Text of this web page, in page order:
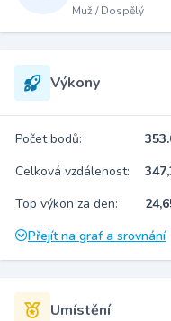
Muž / Dospělý
Výkony
Počet bodů:
Celková vzdálenost:
Top výkon za den:
Přejít na graf a srovnání
Umístění